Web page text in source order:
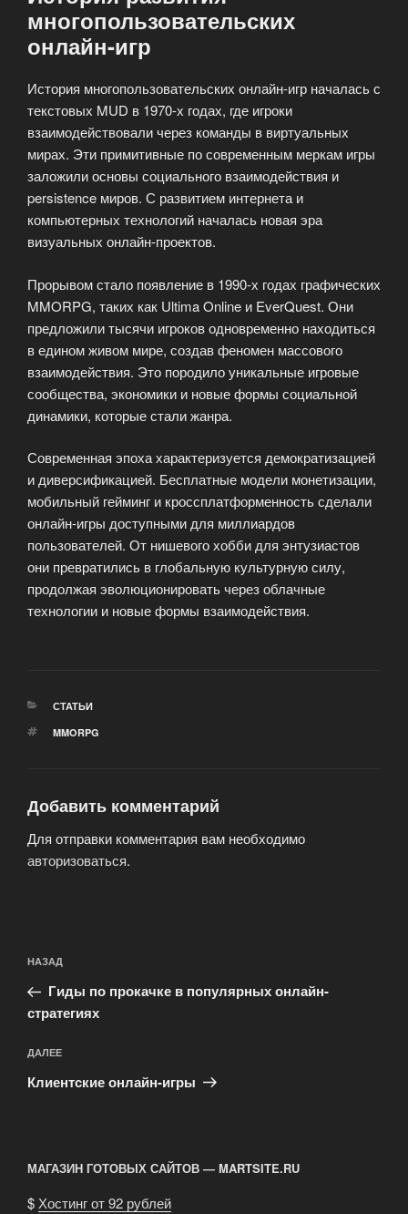
многопользовательских
онлайн-игр
История многопользовательских онлайн-игр началась с
текстовых MUD в 1970-х годах, где игроки
взаимодействовали через команды в виртуальных
мирах. Эти примитивные по современным меркам игры
заложили основы социального взаимодействия и
persistence миров. С развитием интернета и
компьютерных технологий началась новая эра
визуальных онлайн-проектов.
Прорывом стало появление в 1990-х годах графических
MMORPG, таких как Ultima Online и EverQuest. Они
предложили тысячи игроков одновременно находиться
в едином живом мире, создав феномен массового
взаимодействия. Это породило уникальные игровые
сообщества, экономики и новые формы социальной
динамики, которые стали жанра.
Современная эпоха характеризуется демократизацией
и диверсификацией. Бесплатные модели монетизации,
мобильный гейминг и кроссплатформенность сделали
онлайн-игры доступными для миллиардов
пользователей. От нишевого хобби для энтузиастов
они превратились в глобальную культурную силу,
продолжая эволюционировать через облачные
технологии и новые формы взаимодействия.
РУБРИКИ
СТАТЬИ
МЕТКИ
MMORPG
Добавить комментарий
Для отправки комментария вам необходимо
авторизоваться.
по
записям
Предыдущая
запись:
НАЗАД
Гиды по прокачке в популярных онлайн-
стратегиях
Следующая
запись
ДАЛЕЕ
Клиентские онлайн-игры
МАГАЗИН ГОТОВЫХ САЙТОВ — MARTSITE.RU
$Хостинг от 92 рублей